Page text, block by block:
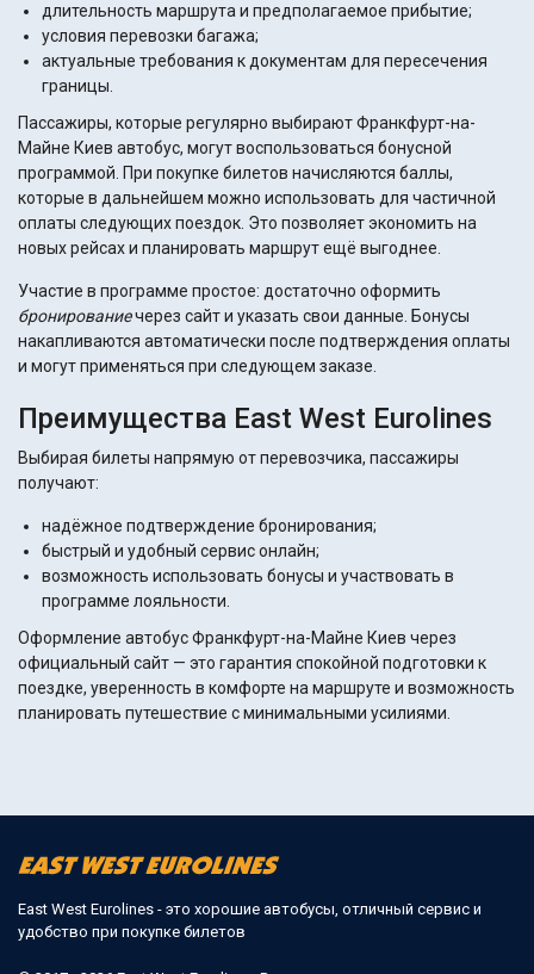
длительность маршрута и предполагаемое прибытие;
условия перевозки багажа;
актуальные требования к документам для пересечения
границы.
Пассажиры, которые регулярно выбирают Франкфурт-на-
Майне Киев автобус, могут воспользоваться бонусной
программой. При покупке билетов начисляются баллы,
которые в дальнейшем можно использовать для частичной
оплаты следующих поездок. Это позволяет экономить на
новых рейсах и планировать маршрут ещё выгоднее.
Участие в программе простое: достаточно оформить
бронированиечерез сайт и указать свои данные. Бонусы
накапливаются автоматически после подтверждения оплаты
и могут применяться при следующем заказе.
Преимущества East West Eurolines
Выбирая билеты напрямую от перевозчика, пассажиры
получают:
надёжное подтверждение бронирования;
быстрый и удобный сервис онлайн;
возможность использовать бонусы и участвовать в
программе лояльности.
Оформление автобус Франкфурт-на-Майне Киев через
официальный сайт — это гарантия спокойной подготовки к
поездке, уверенность в комфорте на маршруте и возможность
планировать путешествие с минимальными усилиями.
East West Eurolines - это хорошие автобусы, отличный сервис и
удобство при покупке билетов